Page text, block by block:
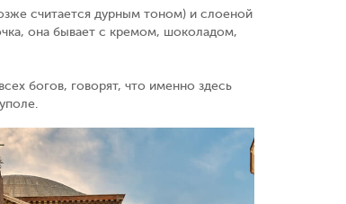
считается дурным тоном) и слоеной
она бывает с кремом, шоколадом,
богов, говорят, что именно здесь